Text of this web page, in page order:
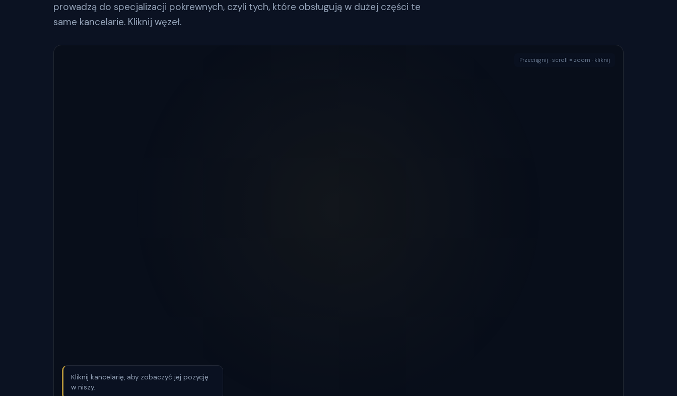
prowadzą do specjalizacji pokrewnych, czyli tych, które obsługują w dużej części te
same kancelarie. Kliknij węzeł.
Kliknij kancelarię, aby zobaczyć jej pozycję
w niszy.
Przeciągnij · scroll = zoom · kliknij